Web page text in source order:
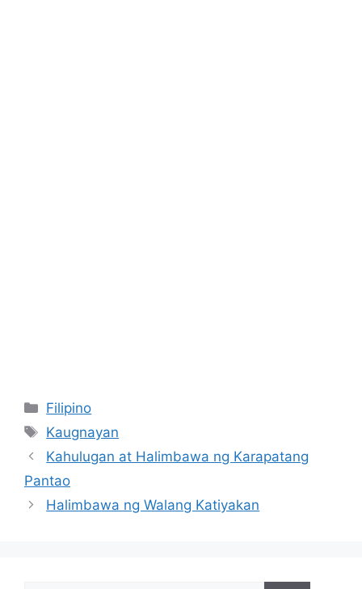
Categories
Filipino
Tags
Kaugnayan
Kahulugan at Halimbawa ng Karapatang
Pantao
Halimbawa ng Walang Katiyakan